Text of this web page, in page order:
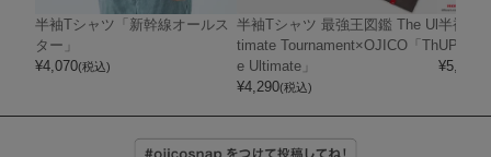
半袖Tシャツ「新幹線オールス
ター」
¥4,070(税込)
半袖Tシャツ 最強王図鑑 The Ul
timate Tournament×OJICO「Th
e Ultimate」
¥4,290(税込)
半袖T
UPER
¥5,720